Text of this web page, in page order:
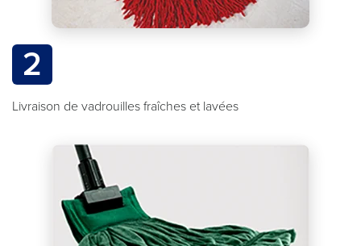
2
Livraison de vadrouilles fraîches et lavées